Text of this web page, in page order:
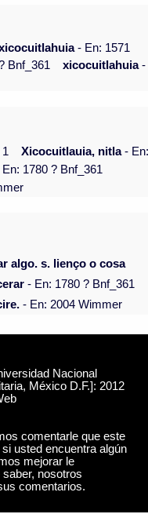
- En: 1571
Bnf_361 xicocuitlahuia-
1 Xicocuitlauia, nitla-
1780 ? Bnf_361
algo. s. lienço o cosa
- En: 1780 ? Bnf_361
- En: 2004 Wimmer
Nacional
México D.F.]: 2012
comentarle que este
usted encuentra algún
mejorar le
nosotros
comentarios.